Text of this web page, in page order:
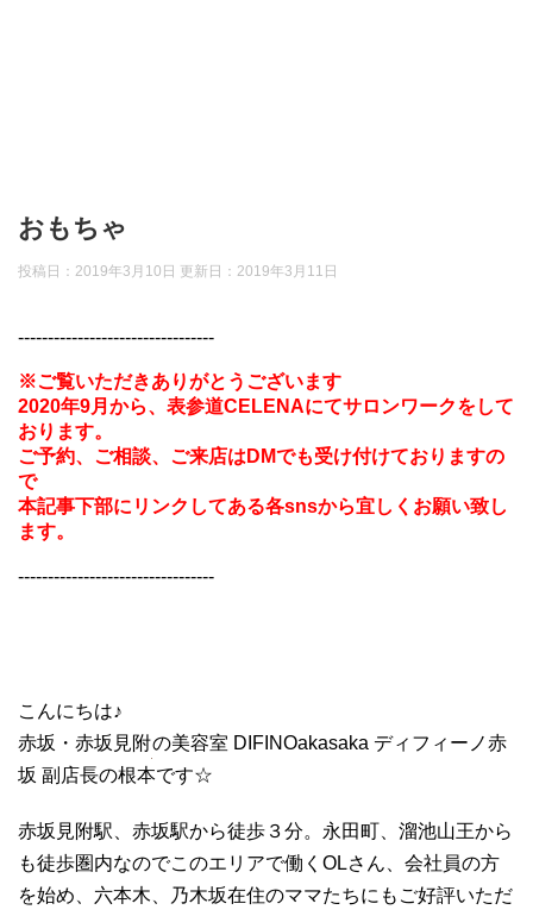
おもちゃ
投稿日：2019年3月10日 更新日： 2019年3月11日
---------------------------------
※ご覧いただきありがとうございます
2020年9月から、表参道CELENAにてサロンワークをして
おります。
ご予約、ご相談、ご来店はDMでも受け付けておりますの
で
本記事下部にリンクしてある各snsから宜しくお願い致し
ます。
---------------------------------
こんにちは♪
赤坂・赤坂見附の美容室 DIFINOakasaka ディフィーノ赤
坂 副店長の根本です☆
赤坂見附駅、赤坂駅から徒歩３分。永田町、溜池山王から
も徒歩圏内なのでこのエリアで働くOLさん、会社員の方
を始め、六本木、乃木坂在住のママたちにもご好評いただ